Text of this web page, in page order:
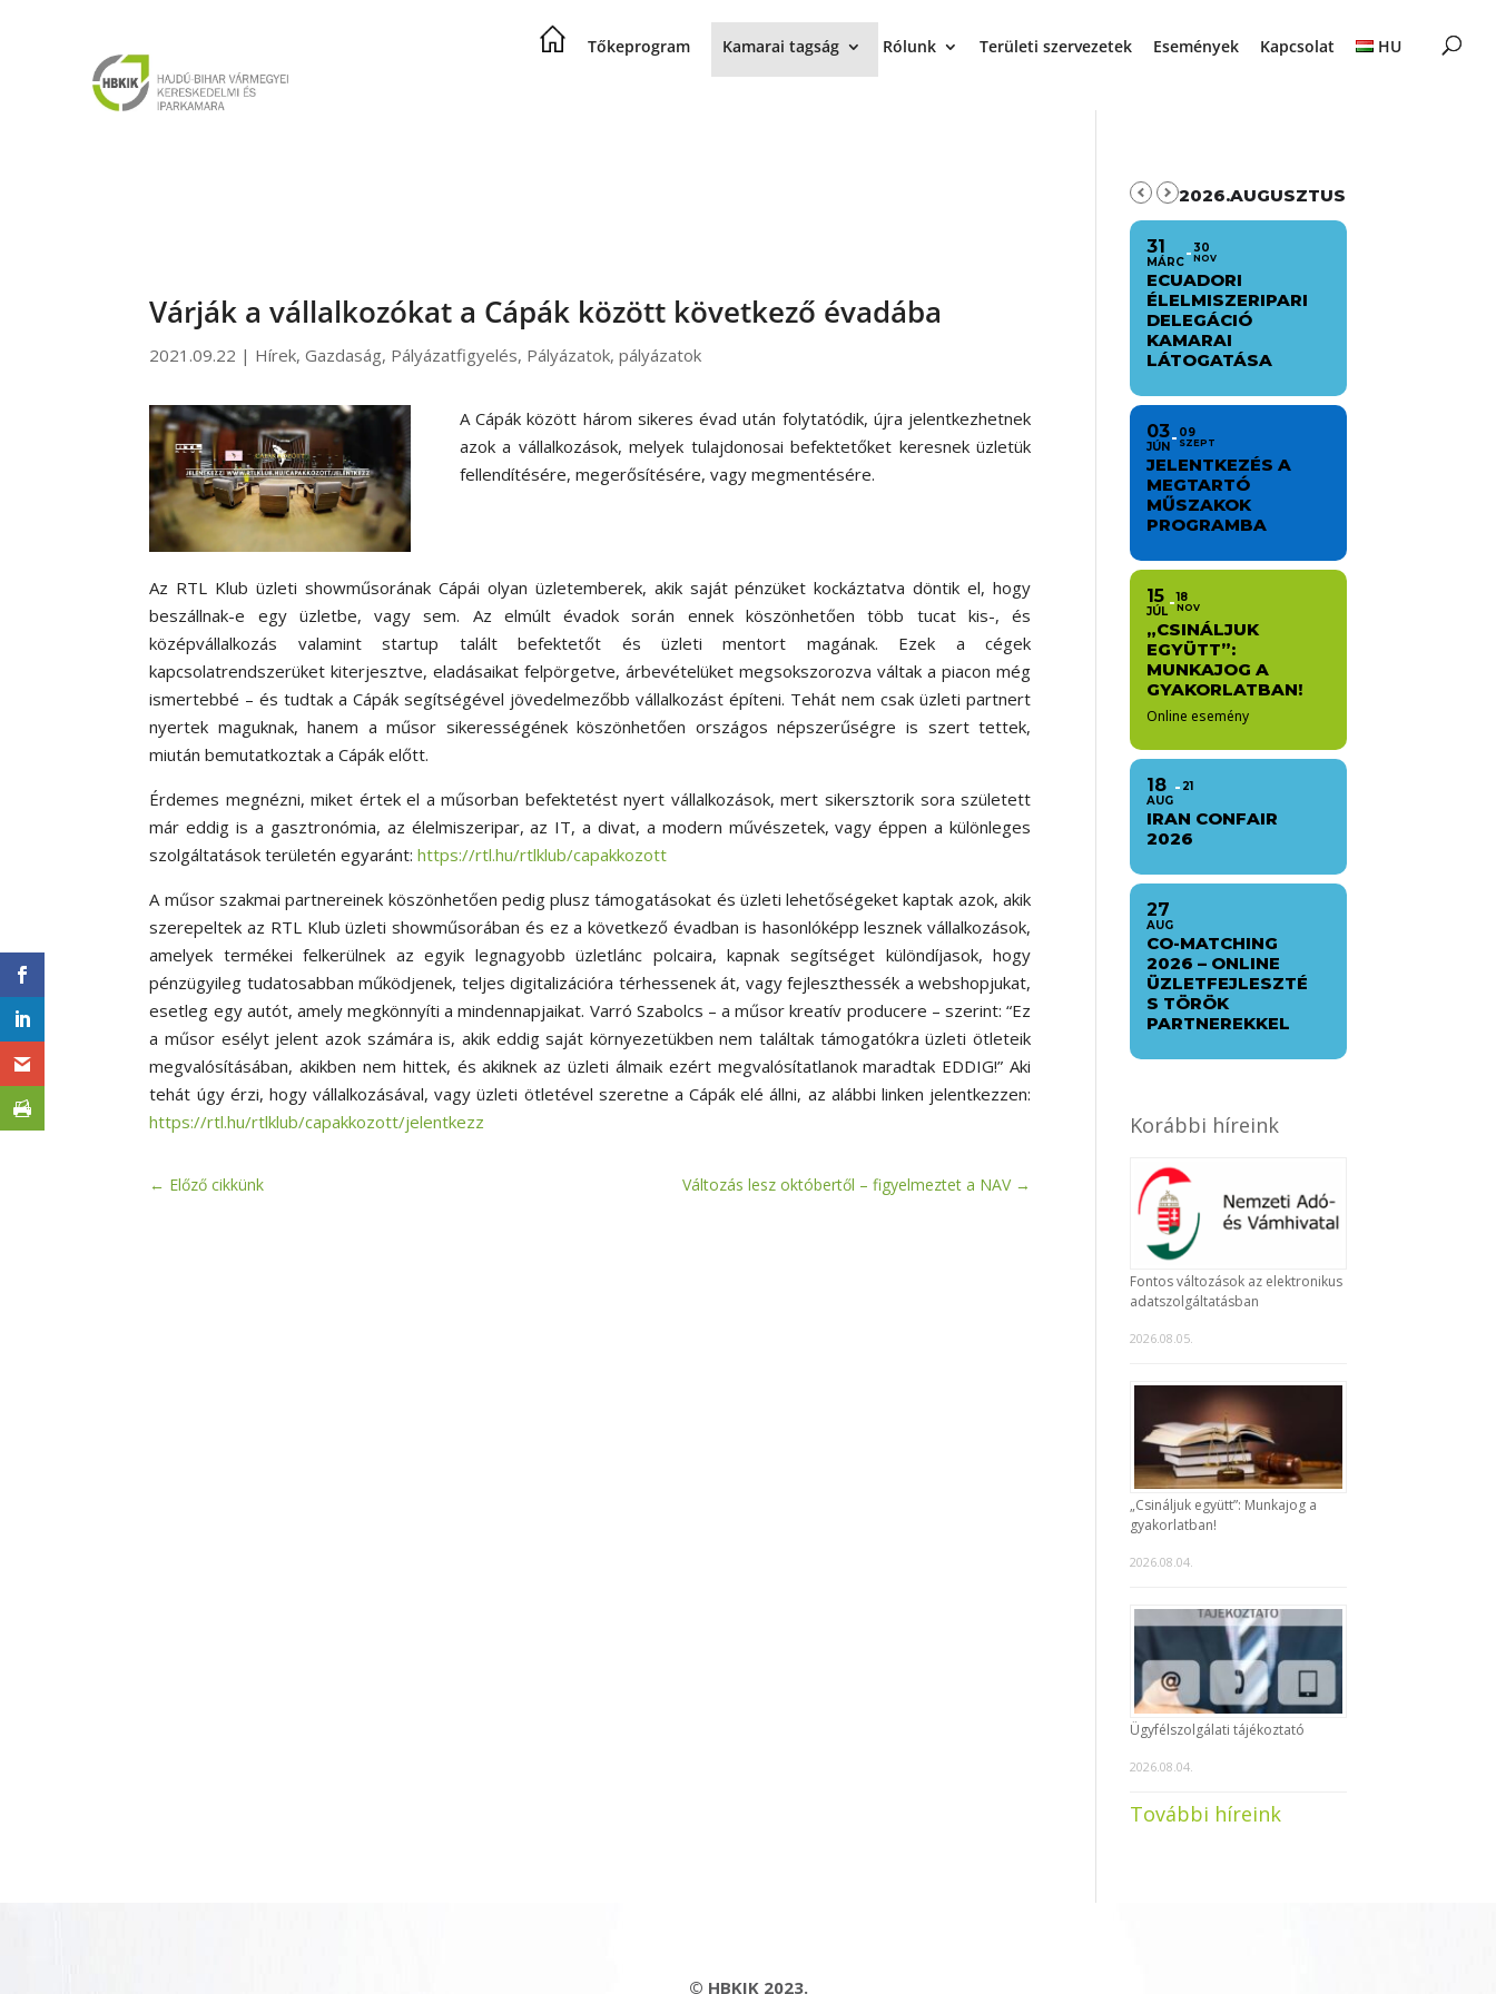
Tőkeprogram Kamarai tagság Rólunk Területi szervezetek Események Kapcsolat HU
Várják a vállalkozókat a Cápák között következő évadába
2021.09.22 | Hírek,Gazdaság, Pályázatfigyelés, Pályázatok,pályázatok
A Cápák között három sikeres évad után folytatódik, újra jelentkezhetnek
azok a vállalkozások, melyek tulajdonosai befektetőket keresnek üzletük
fellendítésére, megerősítésére, vagy megmentésére.
Az RTL Klub üzleti showműsorának Cápái olyan üzletemberek, akik saját pénzüket kockáztatva döntik el, hogy
beszállnak-e egy üzletbe, vagy sem. Az elmúlt évadok során ennek köszönhetően több tucat kis-, és
középvállalkozás valamint startup talált befektetőt és üzleti mentort magának. Ezek a cégek
kapcsolatrendszerüket kiterjesztve, eladásaikat felpörgetve, árbevételüket megsokszorozva váltak a piacon még
ismertebbé – és tudtak a Cápák segítségével jövedelmezőbb vállalkozást építeni. Tehát nem csak üzleti partnert
nyertek maguknak, hanem a műsor sikerességének köszönhetően országos népszerűségre is szert tettek,
miután bemutatkoztak a Cápák előtt.
Érdemes megnézni, miket értek el a műsorban befektetést nyert vállalkozások, mert sikersztorik sora született
már eddig is a gasztronómia, az élelmiszeripar, az IT, a divat, a modern művészetek, vagy éppen a különleges
szolgáltatások területén egyaránt:https://rtl.hu/rtlklub/capakkozott
A műsor szakmai partnereinek köszönhetően pedig plusz támogatásokat és üzleti lehetőségeket kaptak azok, akik
szerepeltek az RTL Klub üzleti showműsorában és ez a következő évadban is hasonlóképp lesznek vállalkozások,
amelyek termékei felkerülnek az egyik legnagyobb üzletlánc polcaira, kapnak segítséget különdíjasok, hogy
pénzügyileg tudatosabban működjenek, teljes digitalizációra térhessenek át, vagy fejleszthessék a webshopjukat,
esetleg egy autót, amely megkönnyíti a mindennapjaikat. Varró Szabolcs – a műsor kreatív producere – szerint: “Ez
a műsor esélyt jelent azok számára is, akik eddig saját környezetükben nem találtak támogatókra üzleti ötleteik
megvalósításában, akikben nem hittek, és akiknek az üzleti álmaik ezért megvalósítatlanok maradtak EDDIG!” Aki
tehát úgy érzi, hogy vállalkozásával, vagy üzleti ötletével szeretne a Cápák elé állni, az alábbi linken jelentkezzen:
https://rtl.hu/rtlklub/capakkozott/jelentkezz
← Előző cikkünk Változás lesz októbertől – figyelmeztet a NAV→
2026.AUGUSZTUS
31
MÁRC
30
NOV
ECUADORI
ÉLELMISZERIPARI
DELEGÁCIÓ
KAMARAI
LÁTOGATÁSA
03
JÚN
09
SZEPT
JELENTKEZÉS A
MEGTARTÓ
MŰSZAKOK
PROGRAMBA
15
JÚL
18
NOV
„CSINÁLJUK
EGYÜTT”:
MUNKAJOG A
GYAKORLATBAN!
Online esemény
18
AUG
21
IRAN CONFAIR
2026
27
AUG
CO-MATCHING
2026 – ONLINE
ÜZLETFEJLESZTÉ
S TÖRÖK
PARTNEREKKEL
Korábbi híreink
Fontos változások az elektronikus
adatszolgáltatásban
2026.08.05.
„Csináljuk együtt”: Munkajog a
gyakorlatban!
2026.08.04.
Ügyfélszolgálati tájékoztató
2026.08.04.
További híreink
© HBKIK 2023.